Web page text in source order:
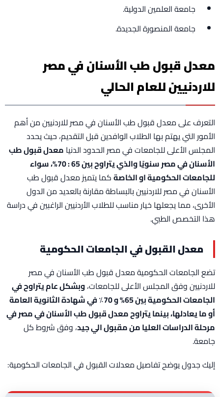
جامعة العلمين الدولية.
جامعة المنصورة الجديدة.
معدل قبول طب الأسنان في مصر
للاردنيين للعام الحالي
التعرف على معدل قبول طب الأسنان في مصر للاردنيين من أهم
الأمور التي يهتم بها الطلاب الوافدين قبل التقديم، حيث يحدد
المجلس الأعلى للجامعات في مصر الحدود الدنيا معدل قبول طب
الأسنان في مصر سنويًا والذي يتراوح بين 65 : 70%، سواء
للجامعات الحكومية او الخاصةكما يتميز معدل قبول طب
الأسنان في مصر للاردنيين بالبساطة مقارنة بالعديد من الدول
الأخرى، مما يجعلها خيار مناسب للطلاب الأردنيين الراغبين في دراسة
هذا التخصص الطبي.
معدل القبول في الجامعات الحكومية
تضع الجامعات الحكومية معدل قبول طب الأسنان في مصر
للاردنيين وفق المجلس الأعلى للجامعات،وبشكل عام يتراوح في
الجامعات الحكومية بين 65% و 70٪ في شهادة الثانوية العامة
أو ما يعادلها، بينما يتراوح معدل قبول طب الأسنان في مصر في
مرحلة الدراسات العليا من مقبول الي جيد، وفق شروط كل
جامعة.
إليك جدول يوضح تفاصيل معدلات القبول في الجامعات الحكومية: